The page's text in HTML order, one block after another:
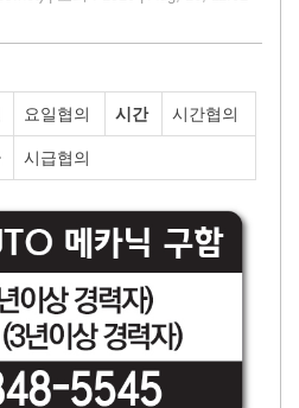
요일협의 시간 시간협의
시급협의